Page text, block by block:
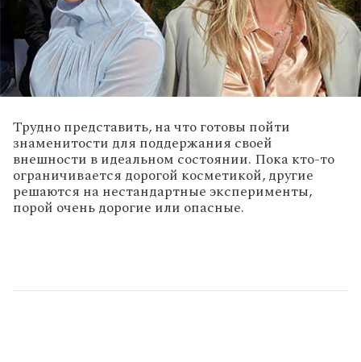
Трудно представить, на что готовы пойти
знаменитости для поддержания своей
внешности в идеальном состоянии. Пока кто-то
ограничивается дорогой косметикой, другие
решаются на нестандартные эксперименты,
порой очень дорогие или опасные.